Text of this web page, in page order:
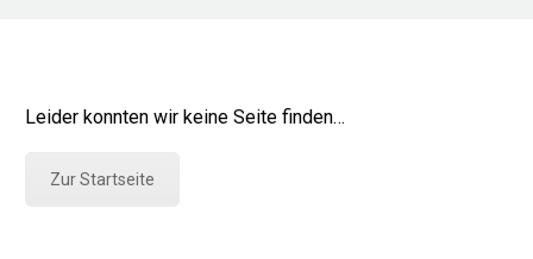
Leider konnten wir keine Seite finden…
Zur Startseite